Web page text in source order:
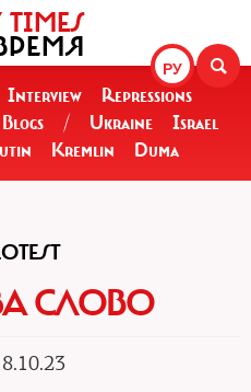
РУ
Interview
Repressions
Blogs / Ukraine
Israel
Kremlin Duma
СЛОВО